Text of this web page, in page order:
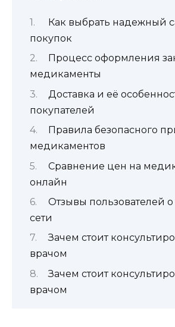
Как выбрать надежный
покупок
Процесс оформления
медикаменты
Доставка и её
покупателей
Правила безопасного
медикаментов
Сравнение цен на
онлайн
Отзывы пользователей о
сети
Зачем стоит
врачом
Зачем стоит
врачом